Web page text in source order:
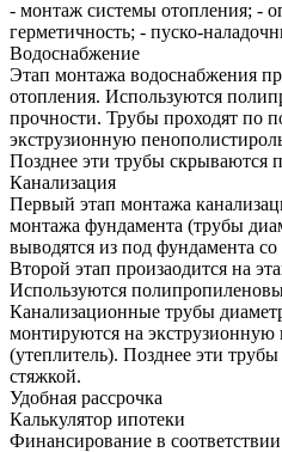
- монтаж системы отопления; -
герметичность; - пуско-
Водоснабжение
Этап монтажа водоснабжения
отопления. Используются
прочности. Трубы проходят по
экструзионную
Позднее эти трубы скрываются
Канализация
Первый этап монтажа
монтажа фундамента (трубы
выводятся из под фундамента
Второй этап произаодится на
Используются
Канализационные трубы
монтируются на
(утеплитель). Позднее эти
стяжкой.
Удобная рассрочка
Калькулятор ипотеки
Финансирование в